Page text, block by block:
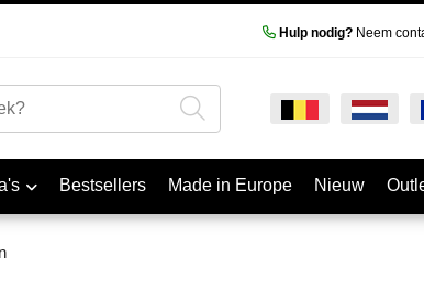
Hulp nodig?Neem
Bestsellers Made in Europe Nieuw